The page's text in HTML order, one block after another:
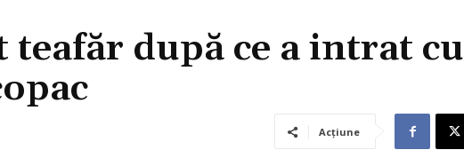
teafăr după ce a intrat cu
Acțiune